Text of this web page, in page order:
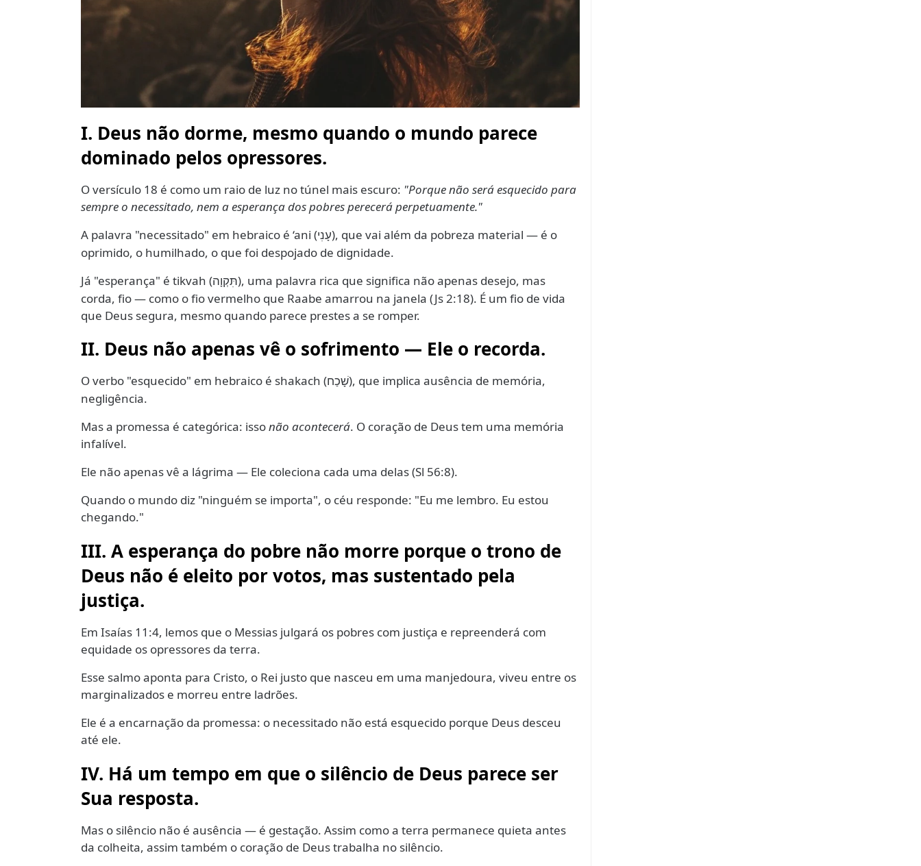
I. Deus não dorme, mesmo quando o mundo parece
dominado pelos opressores.
O versículo 18 é como um raio de luz no túnel mais escuro: "Porque não será esquecido para
sempre o necessitado, nem a esperança dos pobres perecerá perpetuamente."
A palavra "necessitado" em hebraico é ‘ani (עָנִי), que vai além da pobreza material — é o
oprimido, o humilhado, o que foi despojado de dignidade.
Já "esperança" é tikvah (תִּקְוָה), uma palavra rica que significa não apenas desejo, mas
corda, fio — como o fio vermelho que Raabe amarrou na janela (Js 2:18). É um fio de vida
que Deus segura, mesmo quando parece prestes a se romper.
II. Deus não apenas vê o sofrimento — Ele o recorda.
O verbo "esquecido" em hebraico é shakach (שָׁכַח), que implica ausência de memória,
negligência.
Mas a promessa é categórica: issonão acontecerá. O coração de Deus tem uma memória
infalível.
Ele não apenas vê a lágrima — Ele coleciona cada uma delas (Sl 56:8).
Quando o mundo diz "ninguém se importa", o céu responde: "Eu me lembro. Eu estou
chegando."
III. A esperança do pobre não morre porque o trono de
Deus não é eleito por votos, mas sustentado pela
justiça.
Em Isaías 11:4, lemos que o Messias julgará os pobres com justiça e repreenderá com
equidade os opressores da terra.
Esse salmo aponta para Cristo, o Rei justo que nasceu em uma manjedoura, viveu entre os
marginalizados e morreu entre ladrões.
Ele é a encarnação da promessa: o necessitado não está esquecido porque Deus desceu
até ele.
IV. Há um tempo em que o silêncio de Deus parece ser
Sua resposta.
Mas o silêncio não é ausência — é gestação. Assim como a terra permanece quieta antes
da colheita, assim também o coração de Deus trabalha no silêncio.